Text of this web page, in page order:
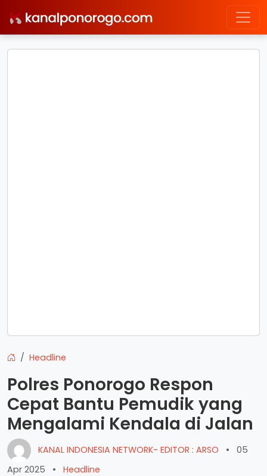
Headline
Polres Ponorogo Respon
Cepat Bantu Pemudik yang
Mengalami Kendala di Jalan
KANAL INDONESIA NETWORK- EDITOR : ARSO •
05
Apr 2025
• Headline